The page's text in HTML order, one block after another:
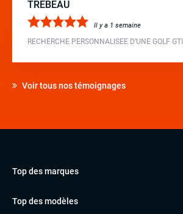
TREBEAU
Il y a 1 semaine
RECHERCHE PERSONNALISEE D’UNE GOLF GTI
Voir tous nos témoignages
Top des marques
VOLKSWAGEN
Top des modèles